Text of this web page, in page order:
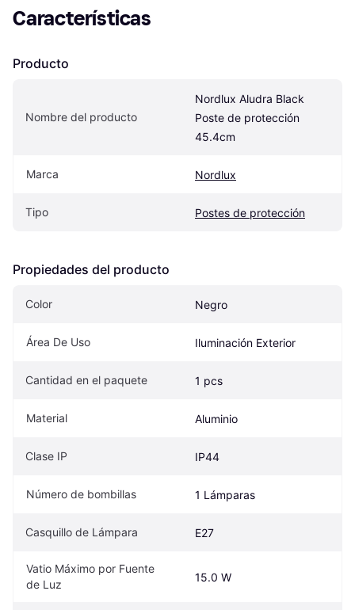
Características
Producto
Nombre del producto
Nordlux Aludra Black
Poste de protección
45.4cm
Marca Nordlux
Tipo Postes de protección
Propiedades del producto
Color Negro
Área De Uso Iluminación Exterior
Cantidad en el paquete 1 pcs
Material Aluminio
Clase IP IP44
Número de bombillas 1 Lámparas
Casquillo de Lámpara E27
Vatio Máximo por Fuente
de Luz
15.0 W